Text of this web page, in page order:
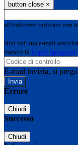
button close ×
all'indirizzo indicato con
Non hai una e-mail
tramite la Login Spaggiari
E-mail inviata, si
Errore
Chiudi
Successo
Chiudi